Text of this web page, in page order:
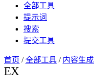
全部工具
提示词
搜索
提交工具
首页 / 全部工具 / 内容生成
EX